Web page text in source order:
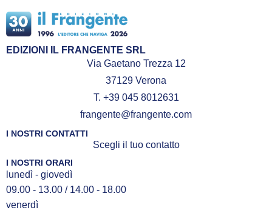
EDIZIONI IL FRANGENTE SRL
Via Gaetano Trezza 12
37129 Verona
T. +39 045 8012631
frangente@frangente.com
I NOSTRI CONTATTI
Scegli il tuo contatto
I NOSTRI ORARI
lunedì - giovedì
09.00 - 13.00 / 14.00 - 18.00
venerdì